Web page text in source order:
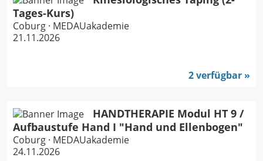
Tages-Kurs)
Coburg · MEDAUakademie
21.11.2026
2 verfügbar
HANDTHERAPIE Modul HT 9 /
Aufbaustufe Hand I "Hand und Ellenbogen"
Coburg · MEDAUakademie
24.11.2026